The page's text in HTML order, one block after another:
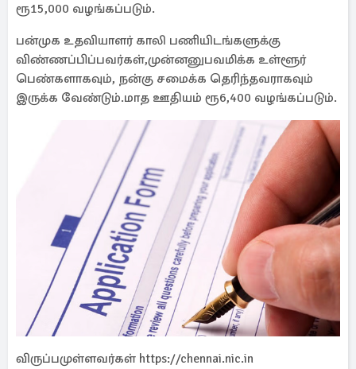
ரூ15,000 வழங்கப்படும்.
பன்முக உதவியாளர் காலி பணியிடங்களுக்கு
விண்ணப்பிப்பவர்கள்,முன்னனுபவமிக்க உள்ளூர்
பெண்களாகவும், நன்கு சமைக்க தெரிந்தவராகவும்
இருக்க வேண்டும்.மாத ஊதியம் ரூ6,400 வழங்கப்படும்.
விருப்பமுள்ளவர்கள் https://chennai.nic.in